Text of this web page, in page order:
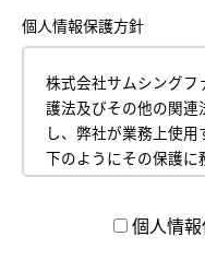
個人情報保護方針
株式会社サムシング
護法及びその他の関
し、弊社が業務上使
下のようにその保護に
平成18年4月１日
代表取締役 薮本直樹
個人情報